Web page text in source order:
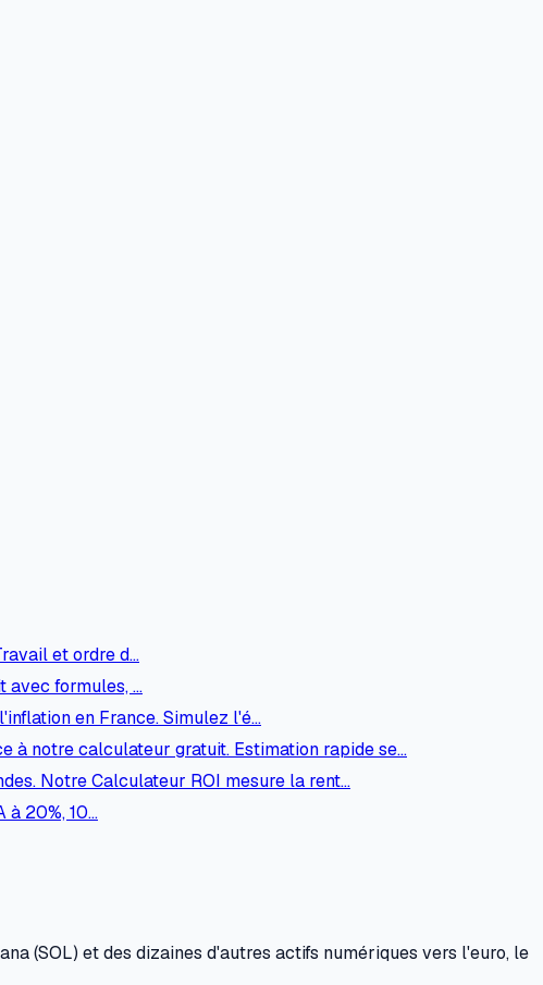
et ordre d…
avec formules, …
en France. Simulez l'é…
à notre calculateur gratuit. Estimation rapide se…
Notre Calculateur ROI mesure la rent…
à 20%, 10…
(SOL) et des dizaines d'autres actifs numériques vers l'euro, le